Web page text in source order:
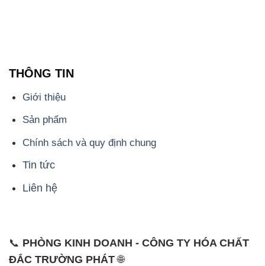
THÔNG TIN
Giới thiệu
Sản phẩm
Chính sách và quy định chung
Tin tức
Liên hệ
📞 PHÒNG KINH DOANH - CÔNG TY HÓA CHẤT
ĐẮC TRƯỜNG PHÁT🌐